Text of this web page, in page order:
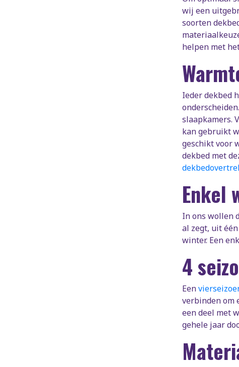
wij een
soorten
helpen met
Ieder dekbed
slaapkamers.
kan gebruikt
geschikt voor
dekbed met
Enkel
In ons wollen
al zegt, uit
winter. Een
4
Een
verbinden om
een deel met
gehele jaar